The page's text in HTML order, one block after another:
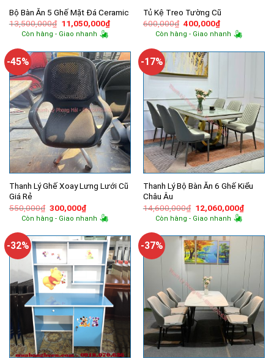
Bộ Bàn Ăn 5 Ghế Mặt Đá Ceramic
13,500,000₫ Giá
gốc
là:
11,050,000₫Giá
hiện
11,050,000₫.
Còn hàng - Giao nhanh
Tủ Kệ Treo Tường Cũ
600,000₫ Giá
gốc
là:
400,000₫Giá
hiện
tại
400,000₫.
Còn hàng - Giao nhanh
-45%
Thanh Lý Ghế Xoay Lưng Lưới Cũ
Giá Rẻ
550,000₫ Giá
gốc
là:
300,000₫Giá
hiện
tại
300,000₫.
Còn hàng - Giao nhanh
-17%
Thanh Lý Bộ Bàn Ăn 6 Ghế Kiểu
Châu Âu
14,600,000₫ Giá
gốc
là:
12,060,000₫Giá
hiện
Còn hàng - Giao nhanh
-32% -37%